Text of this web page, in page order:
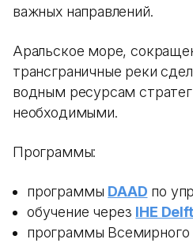
важных направлений.
Аральское море,
трансграничные реки
водным ресурсам
необходимыми.
Программы:
программы DAAD по
обучение через IHE Delft
программы Всемирного